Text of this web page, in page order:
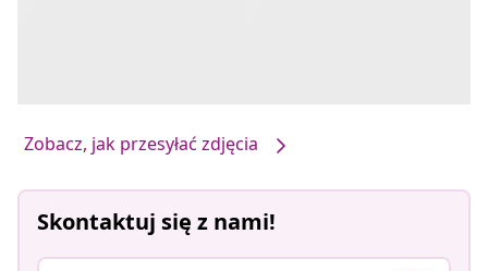
Zobacz, jak przesyłać zdjęcia
Skontaktuj się z nami!